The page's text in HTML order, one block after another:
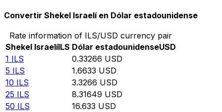
Convertir Shekel Israelí en Dólar estadounidense
Rate information of ILS/USD currency pair
Shekel IsraelíILS Dólar estadounidenseUSD
1 ILS 0.33266 USD
5 ILS 1.6633 USD
10 ILS 3.3266 USD
25 ILS 8.31649 USD
50 ILS 16.633 USD